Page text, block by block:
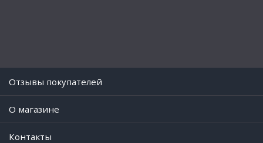
Отзывы покупателей
O магазине
Контакты